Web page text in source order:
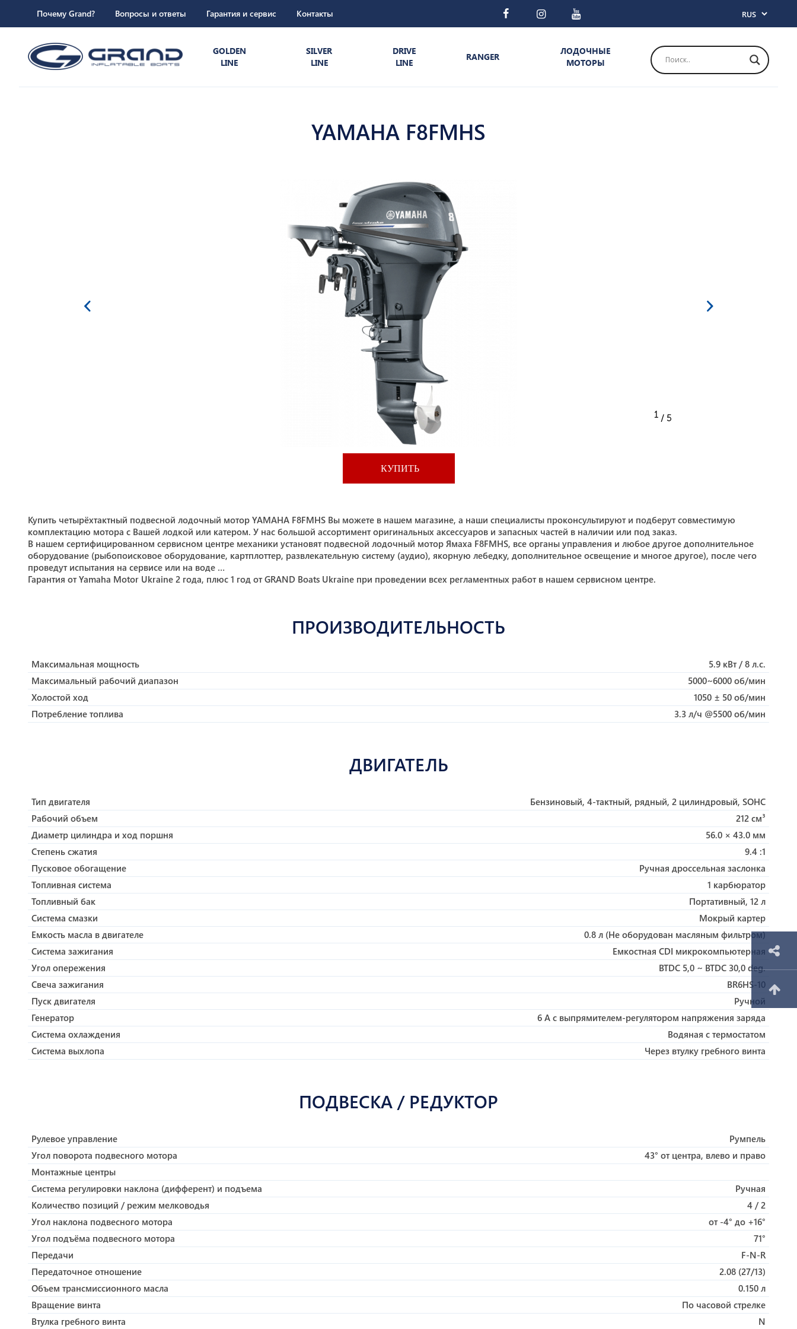
Почему Grand? Вопросы и ответы Гарантия и сервис Контакты
GOLDEN
LINE
SILVER
LINE
DRIVE
LINE
RANGER
ЛОДОЧНЫЕ
МОТОРЫ
YAMAHA F8FMHS
1 / 5
КУПИТЬ
Купить четырёхтактный подвесной лодочный мотор YAMAHA F8FMHS Вы можете в нашем магазине, а наши специалисты проконсультируют и подберут совместимую
комплектацию мотора с Вашей лодкой или катером. У нас большой ассортимент оригинальных аксессуаров и запасных частей в наличии или под заказ.
В нашем сертифицированном сервисном центре механики установят подвесной лодочный мотор Ямаха F8FMHS, все органы управления и любое другое дополнительное
оборудование (рыбопоисковое оборудование, картплоттер, развлекательную систему (аудио), якорную лебедку, дополнительное освещение и многое другое), после чего
проведут испытания на сервисе или на воде …
Гарантия от Yamaha Motor Ukraine 2 года, плюс 1 год от GRAND Boats Ukraine при проведении всех регламентных работ в нашем сервисном центре.
ПРОИЗВОДИТЕЛЬНОСТЬ
Максимальная мощность
5.9 кВт / 8 л.с.
Максимальный рабочий диапазон
5000~6000 об/мин
Холостой ход
1050 ± 50 об/мин
Потребление топлива
3.3 л/ч @5500 об/мин
ДВИГАТЕЛЬ
Тип двигателя
Бензиновый, 4-тактный, рядный, 2 цилиндровый, SOHC
Рабочий объем
212 см³
Диаметр цилиндра и ход поршня
56.0 × 43.0 мм
Cтепень сжатия
9.4 :1
Пусковое обогащение
Ручная дроссельная заслонка
Топливная система
1 карбюратор
Топливный бак
Портативный, 12 л
Система смазки
Мокрый картер
Емкость масла в двигателе
0.8 л (Не оборудован масляным фильтром)
Система зажигания
Емкостная CDI микрокомпьютерная
Угол опережения
BTDC 5,0 ~ BTDC 30,0 deg.
Свеча зажигания
BR6HS-10
Пуск двигателя
Ручной
Генератор
6 A с выпрямителем-регулятором напряжения заряда
Система охлаждения
Водяная с термостатом
Система выхлопа
Через втулку гребного винта
ПОДВЕСКА / РЕДУКТОР
Рулевое управление
Румпель
Угол поворота подвесного мотора
43° от центра, влево и право
Монтажные центры
Система регулировки наклона (дифферент) и подъема
Ручная
Количество позиций / режим мелководья
4 / 2
Угол наклона подвесного мотора
от -4° до +16°
Угол подъёма подвесного мотора
71°
Передачи
F-N-R
Передаточное отношение
2.08 (27/13)
Объем трансмиссионного масла
0.150 л
Вращение винта
По часовой стрелке
Втулка гребного винта
N